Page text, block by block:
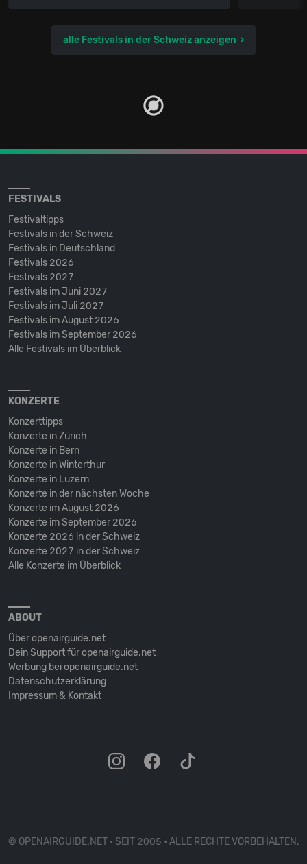
alle Festivals in der Schweiz anzeigen
FESTIVALS
Festivaltipps
Festivals in der Schweiz
Festivals in Deutschland
Festivals 2026
Festivals 2027
Festivals im Juni 2027
Festivals im Juli 2027
Festivals im August 2026
Festivals im September 2026
Alle Festivals im Überblick
KONZERTE
Konzerttipps
Konzerte in Zürich
Konzerte in Bern
Konzerte in Winterthur
Konzerte in Luzern
Konzerte in der nächsten Woche
Konzerte im August 2026
Konzerte im September 2026
Konzerte 2026 in der Schweiz
Konzerte 2027 in der Schweiz
Alle Konzerte im Überblick
ABOUT
Über openairguide.net
Dein Support für openairguide.net
Werbung bei openairguide.net
Datenschutz­erklärung
Impressum & Kontakt
© OPENAIRGUIDE.NET • SEIT 2005 • ALLE RECHTE VORBEHALTEN.